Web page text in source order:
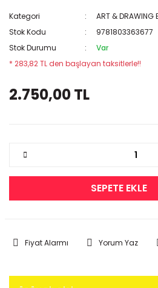
Kategori
ART & DRAWING
Stok Kodu
9781803363677
Stok Durumu
Var
* 283,82 TL den başlayan taksitlerle!!
2.750,00 TL
SEPETE EKLE
Fiyat Alarmı Yorum Yaz